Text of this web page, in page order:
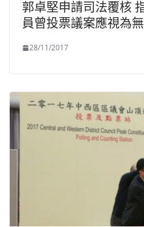
郭卓堅申請司法覆核
員曾投票議案應視為
28/11/2017